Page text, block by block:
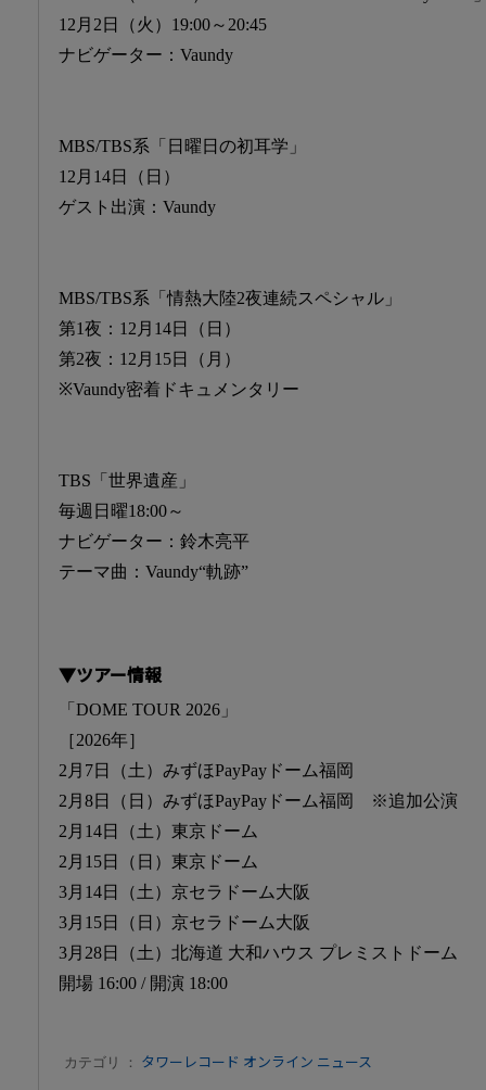
12月2日（火）19:00～20:45
ナビゲーター：Vaundy
MBS/TBS系「日曜日の初耳学」
12月14日（日）
ゲスト出演：Vaundy
MBS/TBS系「情熱大陸2夜連続スペシャル」
第1夜：12月14日（日）
第2夜：12月15日（月）
※Vaundy密着ドキュメンタリー
TBS「世界遺産」
毎週日曜18:00～
ナビゲーター：鈴木亮平
テーマ曲：Vaundy“軌跡”
▼ツアー情報
「DOME TOUR 2026」
［2026年］
2月7日（土）みずほPayPayドーム福岡
2月8日（日）みずほPayPayドーム福岡 ※追加公演
2月14日（土）東京ドーム
2月15日（日）東京ドーム
3月14日（土）京セラドーム大阪
3月15日（日）京セラドーム大阪
3月28日（土）北海道 大和ハウス プレミストドーム
開場 16:00 / 開演 18:00
カテゴリ ： タワーレコード オンライン ニュース